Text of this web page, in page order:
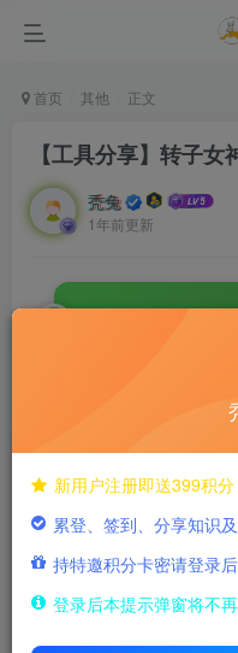
首页 其他 正文
【工具分享】转子
秃兔
1年前更新
作者：雪山盟 ·
工具介绍
新用户注册即送399积分
累登、签到、分享知识
持特邀积分卡密请登录
登录后本提示弹窗将不